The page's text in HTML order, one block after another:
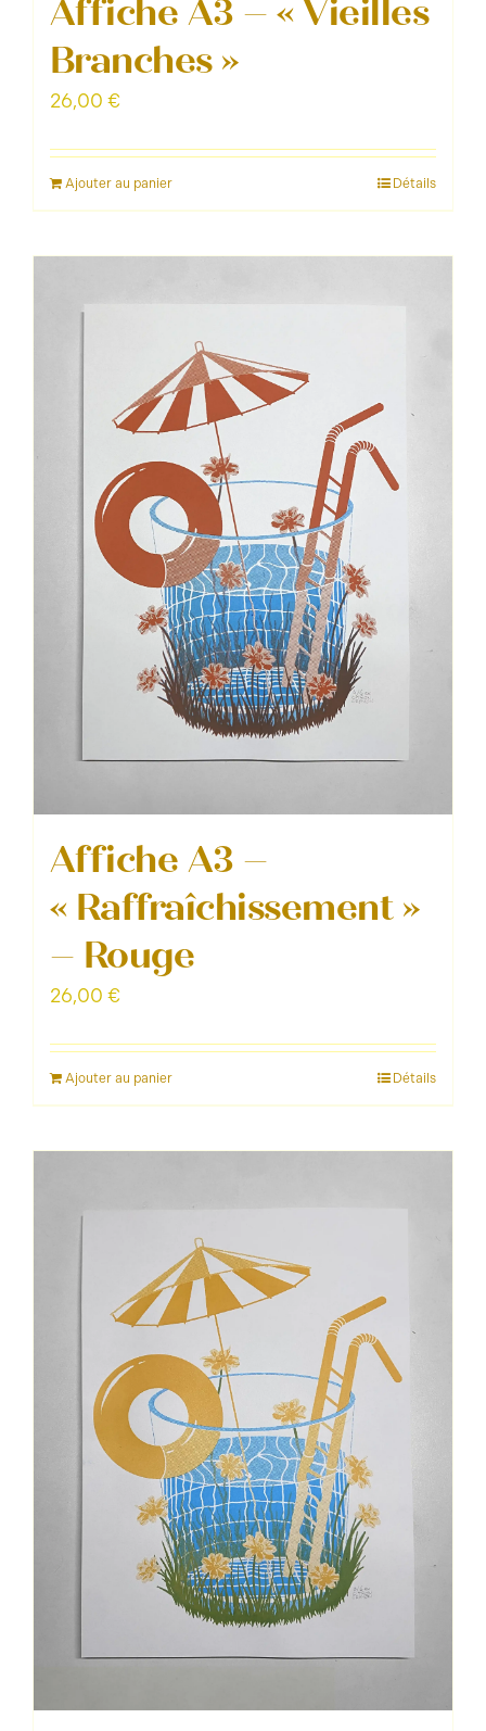
Affiche A3 – « Vieilles
Branches »
26,00 €
Ajouter au panier Détails
Affiche A3 –
« Raffraîchissement »
– Rouge
26,00 €
Ajouter au panier Détails